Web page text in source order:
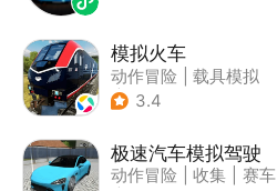
模拟火车
动作冒险
载具模拟
| 写实
3.4
极速汽车模拟驾驶
动作冒险 收集
赛车